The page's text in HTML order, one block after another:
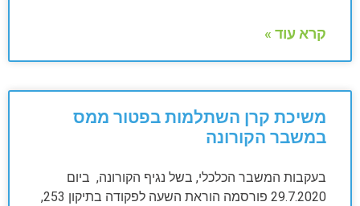
קרא עוד »
משיכת קרן השתלמות בפטור ממס
במשבר הקורונה
בעקבות המשבר הכלכלי, בשל נגיף הקורונה, ביום
29.7.2020 פורסמה הוראת השעה לפקודה בתיקון 253,